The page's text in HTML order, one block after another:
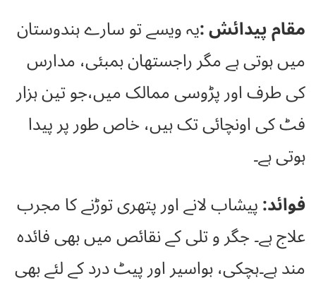
مقام پیدائش :یہ ویسے تو سارے ہندوستان
میں ہوتی ہے مگر راجستھان بمبئی، مدارس
کی طرف اور پڑوسی ممالک میں،جو تین ہزار
فٹ کی اونچائی تک ہیں، خاص طور پر پیدا
ہوتی ہے۔
فوائد:پیشاب لانے اور پتھری توڑنے کا مجرب
علاج ہے۔ جگر و تلی کے نقائص میں بھی فائدہ
مند ہے۔ہچکی، بواسیر اور پیٹ درد کے لئے بھی